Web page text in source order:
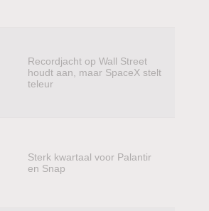
Recordjacht op Wall Street
houdt aan, maar SpaceX stelt
teleur
Sterk kwartaal voor Palantir
en Snap